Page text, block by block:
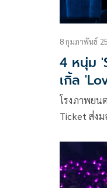
8 กุมภาพันธ์
4 หนุ่ม
เกิ้ล
โรงภาพยน
Ticket ส่ง
ทั้งสี่คน ไ
พันธุ์, เจมี
วรรธน์ จิโร